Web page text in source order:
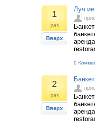
1
раз
Вверх
Луч ие
0
2
раз
Вверх